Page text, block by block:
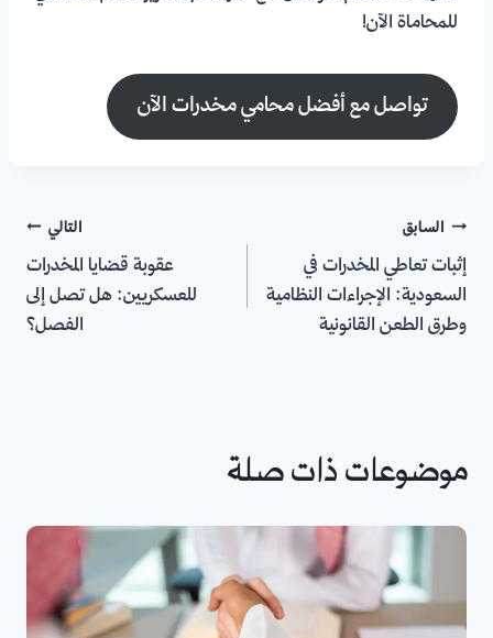
للمحاماة الآن!
تواصل مع أفضل محامي مخدرات الآن
السابق
إثبات تعاطي المخدرات في
السعودية: الإجراءات النظامية
وطرق الطعن القانونية
التالي
عقوبة قضايا المخدرات
للعسكريين: هل تصل إلى
الفصل؟
موضوعات ذات صلة